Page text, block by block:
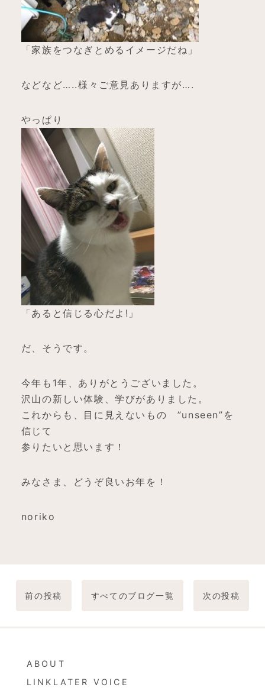
「家族をつなぎとめるイメージだね」
などなど…..様々ご意見ありますが….
やっぱり
「あると信じる心だよ!」
だ、そうです。
今年も1年、ありがとうございました。
沢山の新しい体験、学びがありました。
これからも、目に見えないもの ”unseen”を
信じて
参りたいと思います！
みなさま、どうぞ良いお年を！
noriko
前の投稿 すべてのブログ一覧 次の投稿
ABOUT
LINKLATER VOICE